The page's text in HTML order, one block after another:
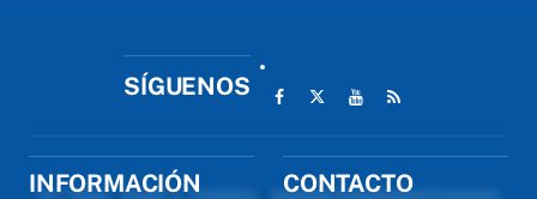
SÍGUENOS
INFORMACIÓN CONTACTO